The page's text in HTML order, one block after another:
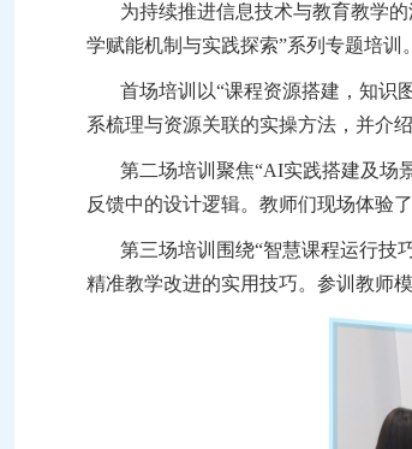
为持续推进信息技术与教育教学
学赋能机制与实践探索”系列专题培
首场培训以“课程资源搭建，知识
系梳理与资源关联的实操方法，并介
第二场培训聚焦“AI实践搭建及场
反馈中的设计逻辑。教师们现场体验
第三场培训围绕“智慧课程运行技
精准教学改进的实用技巧。参训教师